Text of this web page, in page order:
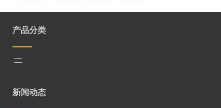
产品分类
新闻动态